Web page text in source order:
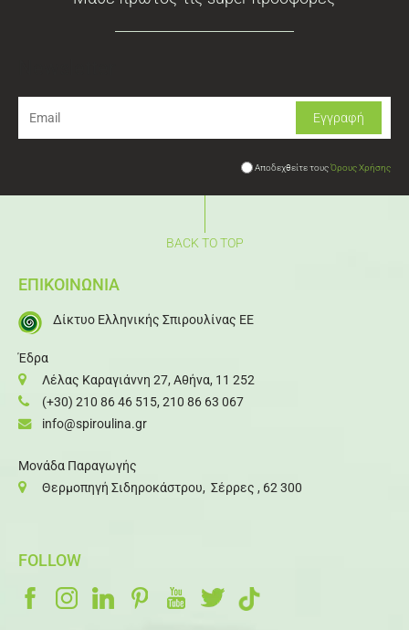
Αποδεχθείτε τουςΌρους Χρήσης
BACK TO TOP
ΕΠΙΚΟΙΝΩΝΙΑ
Δίκτυο Ελληνικής Σπιρουλίνας ΕΕ
Έδρα
Λέλας Καραγιάννη 27, Αθήνα, 11 252
(+30) 210 86 46 515, 210 86 63 067
info@spiroulina.gr
Μονάδα Παραγωγής
Θερμοπηγή Σιδηροκάστρου, Σέρρες , 62 300
FOLLOW